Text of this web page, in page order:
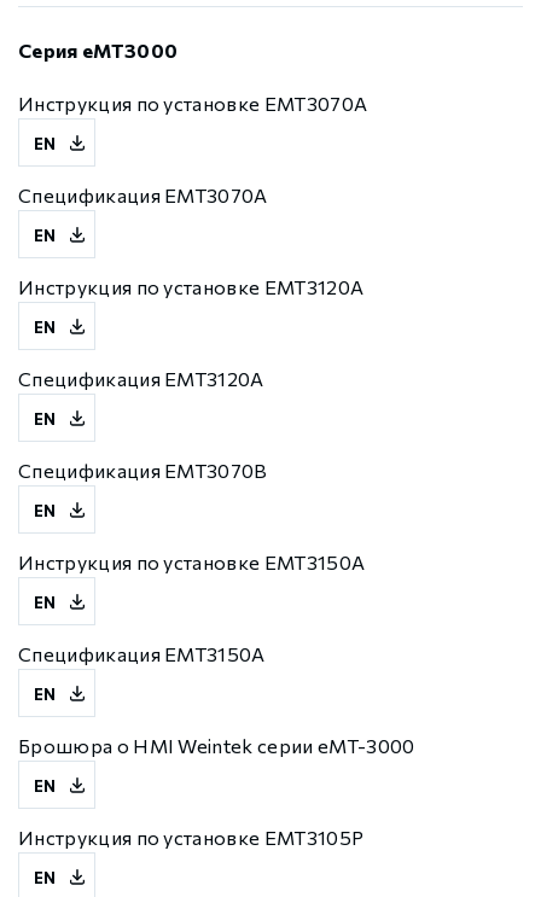
Серия eMT3000
Инструкция по установке EMT3070A
EN
Спецификация EMT3070A
EN
Инструкция по установке EMT3120A
EN
Спецификация EMT3120A
EN
Спецификация EMT3070B
EN
Инструкция по установке EMT3150A
EN
Спецификация EMT3150A
EN
Брошюра о HMI Weintek серии eMT-3000
EN
Инструкция по установке EMT3105P
EN